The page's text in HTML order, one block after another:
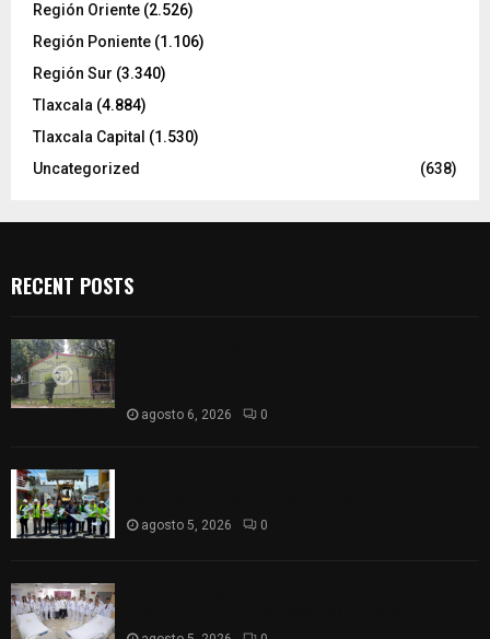
Región Oriente (2.526)
Región Poniente (1.106)
Región Sur (3.340)
Tlaxcala (4.884)
Tlaxcala Capital (1.530)
Uncategorized
(638)
RECENT POSTS
agosto 6, 2026 0
agosto 5, 2026 0